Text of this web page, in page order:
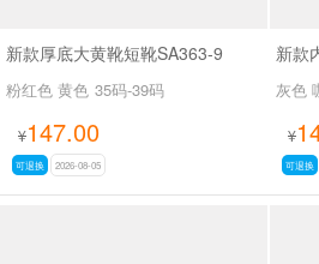
新款厚底大黄靴短靴SA363-9
粉红色 黄色 35码-39码
¥147.00
可退换 2026-08-05
新款
灰色
¥
可退换